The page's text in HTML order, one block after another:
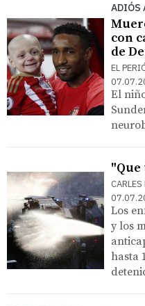
ADIÓS
con
de
EL
El
Los
y los
hasta